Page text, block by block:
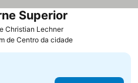
Christian LechnerVer preços
Superior
de Centro da cidade